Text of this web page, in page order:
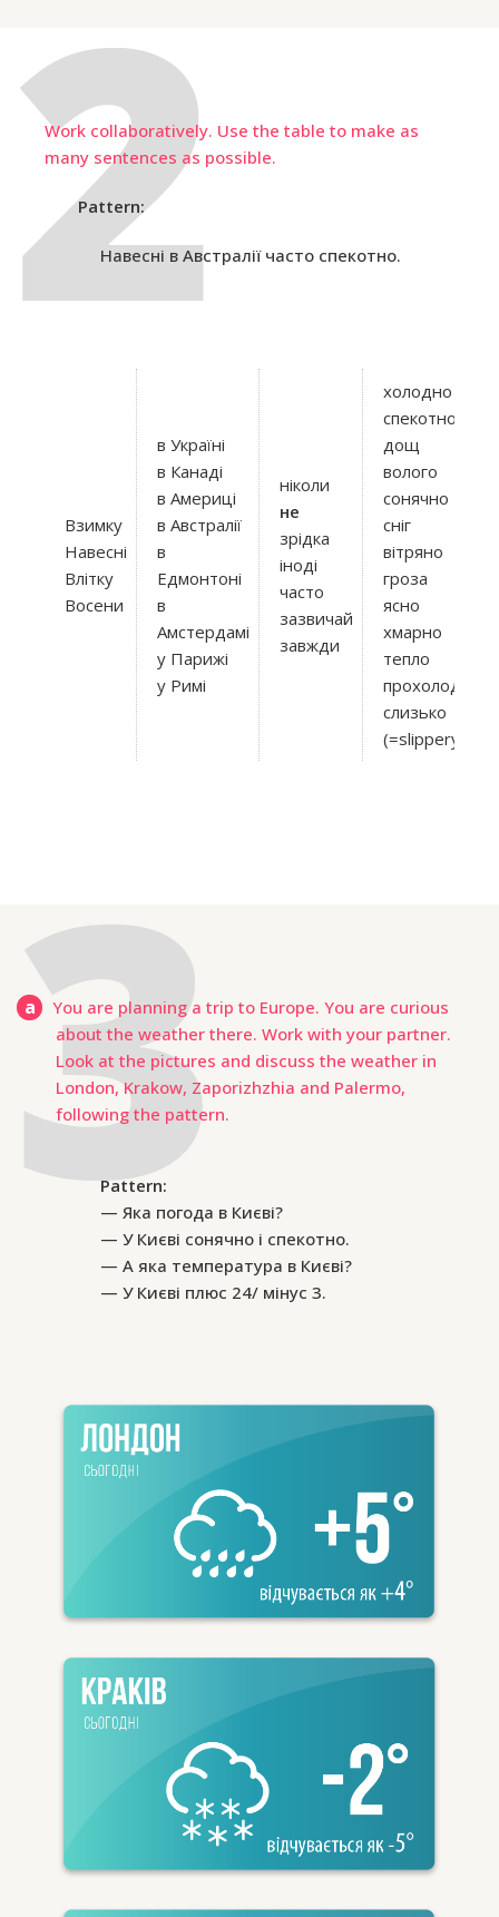
Work collaboratively. Use the table to make as
many sentences as possible.
Pattern:
Навесні в Австралії часто спекотно.
Взимку
Навесні
Влітку
Восени
в Україні
в Канаді
в Америці
в Австралії
в
Едмонтоні
в
Амстердамі
у Парижі
у Римі
ніколи
не
зрідка
іноді
часто
зазвичай
завжди
холодно
спекотно
дощ
волого
сонячно
сніг
вітряно
гроза
ясно
хмарно
тепло
прохолодно
слизько
(=slippery)
a
You are planning a trip to Europe. You are curious
about the weather there. Work with your partner.
Look at the pictures and discuss the weather in
London, Krakow, Zaporizhzhia and Palermo,
following the pattern.
Pattern:
Яка погода в Києві?
У Києві сонячно і спекотно.
А яка температура в Києві?
У Києві плюс 24/ мінус 3.